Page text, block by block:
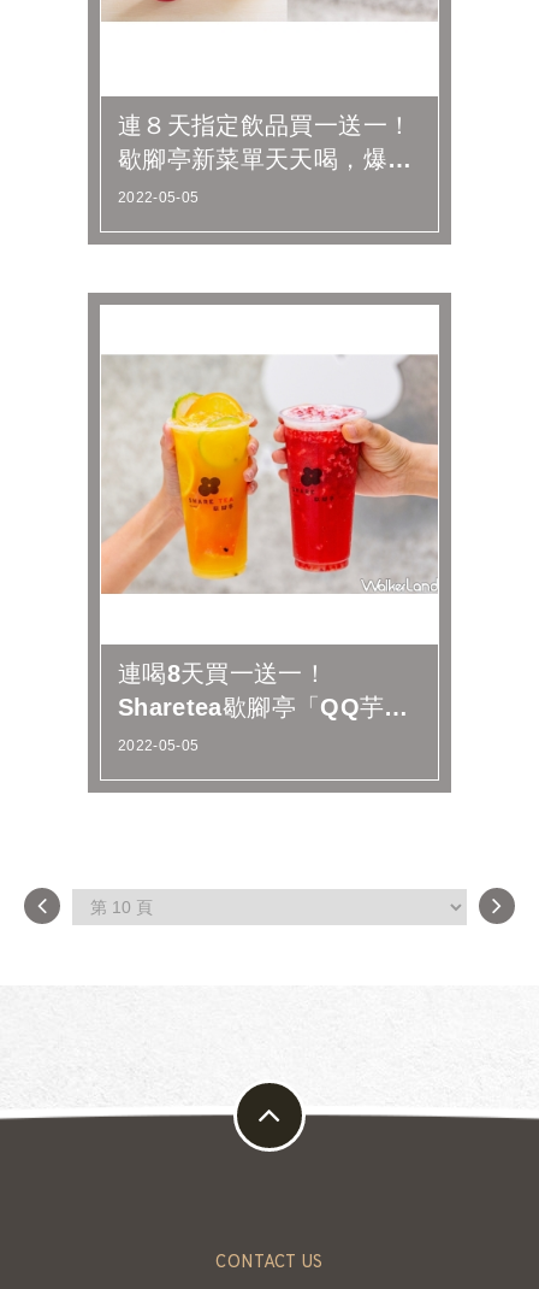
連８天指定飲品買一送一！
歇腳亭新菜單天天喝，爆爆
水果茶2.0、奶蓋芝士都有
2022-05-05
連喝8天買一送一！
Sharetea歇腳亭「QQ芋頭
奶、100分奶茶」買一送一
開喝...
2022-05-05
CONTACT US